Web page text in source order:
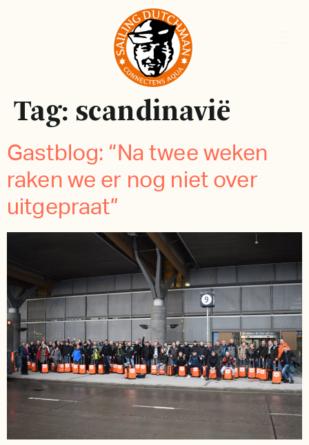
Tag: scandinavië
Gastblog: “Na twee weken
raken we er nog niet over
uitgepraat”